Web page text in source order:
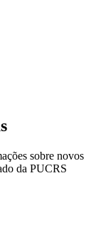
sobre novos
da PUCRS